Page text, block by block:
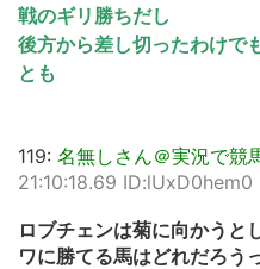
戦のギリ勝ちだし
後方から差し切ったわけで
とも
119: 名無しさん＠実況で競
21:10:18.69 ID:lUxD0hem0
ロブチェンは菊に向かうと
ワに勝てる馬はどれだろう